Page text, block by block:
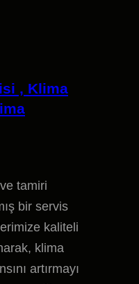
, Klima
tamiri
bir servis
kaliteli
klima
artırmayı